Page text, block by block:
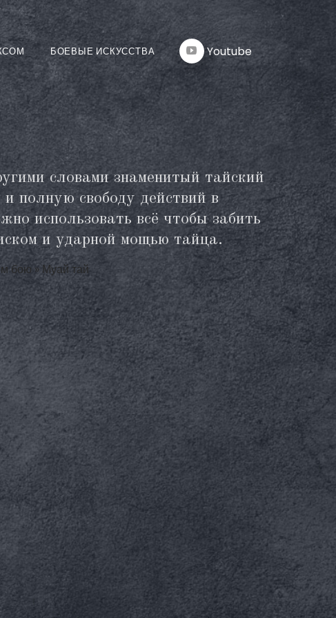
БОЕВЫЕ ИСКУССТВА Youtube
словами знаменитый тайский
полную свободу действий в
использовать всё чтобы забить
и ударной мощью тайца.
бою »Муай тай